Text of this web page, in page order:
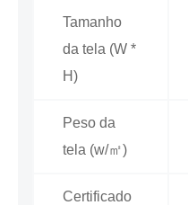
Tamanho
da tela (W *
H)
Peso da
tela (w/㎡)
Certificado